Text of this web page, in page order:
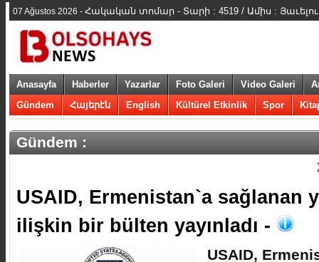
07 Ağustos 2026 - Հակական տոմար - Տարի : 4519 / Ամիս :
Anasayfa Haberler Yazarlar Foto Galeri Video Galeri
Gündem
Հայերէն English Kültürel Etkinlik Spor
Gündem :
​USAID, Ermenistan`a sağlanan
ilişkin bir bülten yayınladı -
​USAID,